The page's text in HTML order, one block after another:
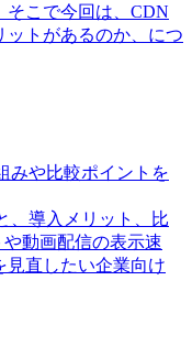
そこで今回は、CDN
トがあるのか、につ
みや比較ポイントを
、導入メリット、比
動画配信の表示速
見直したい企業向け